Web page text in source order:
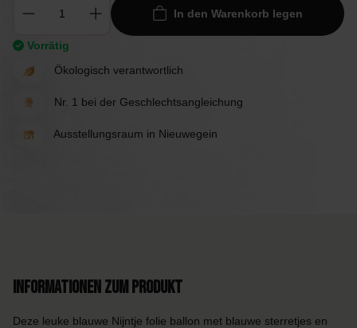
In den Warenkorb legen
Vorrätig
Ökologisch verantwortlich
Nr. 1 bei der Geschlechtsangleichung
Ausstellungsraum in Nieuwegein
Informationen zum Produkt
Deze leuke blauwe Nijntje folie ballon met blauwe sterretjes en